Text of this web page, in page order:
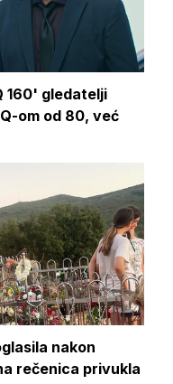
160' gledatelji
om od 80, već
nakon
rečenica privukla